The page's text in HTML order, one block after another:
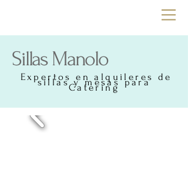
Sillas Manolo
Expertos en alquileres de
sillas y mesas para
Catering